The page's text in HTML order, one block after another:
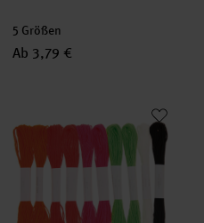
5 Größen
Ab 3,79 €